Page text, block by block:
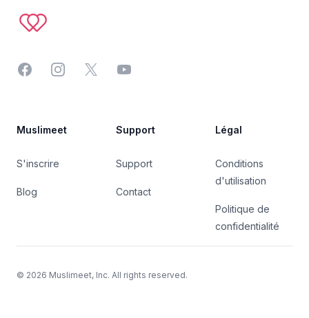
FacebookInstagramTwitterYouTube
Muslimeet
S'inscrire
Blog
Support
Support
Contact
Légal
Conditions
d'utilisation
Politique de
confidentialité
© 2026 Muslimeet, Inc. All rights reserved.